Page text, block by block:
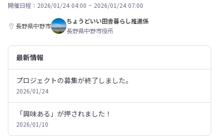
開催日程： 2026/01/24 04:00 ~ 2026/01/24 07:00
長野県中野市
ちょうどいい田舎暮らし推進係
長野県中野市役所
最新情報
プロジェクトの募集が終了しました。
2026/01/24
「興味ある」が押されました！
2026/01/10